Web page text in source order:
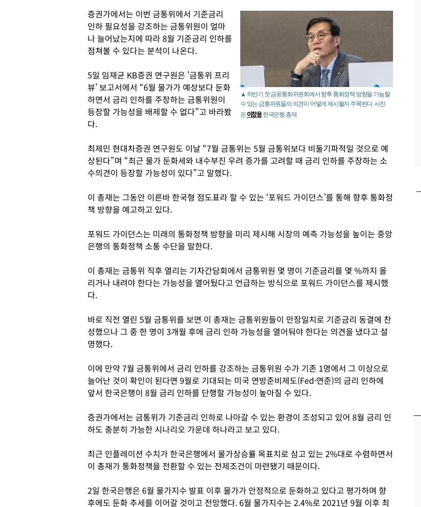
▲ 하반기 첫 금융통화위원회에서 향후 통화정책 방향을 가늠할
수 있는 금통위원들의 의견이 어떻게 제시될지 주목된다. 사진
은이창용한국은행 총재.
증권가에서는 이번 금통위에서 기준금리
인하 필요성을 강조하는 금통위원이 얼마
나 늘어났는지에 따라 8월 기준금리 인하를
점쳐볼 수 있다는 분석이 나온다.
5일 임재균 KB증권 연구원은 '금통위 프리
뷰' 보고서에서 “6월 물가가 예상보다 둔화
하면서 금리 인하를 주장하는 금통위원이
등장할 가능성을 배제할 수 없다”고 바라봤
다.
최제민 현대차증권 연구원도 이날 “7월 금통위는 5월 금통위보다 비둘기파적일 것으로 예
상된다”며 “최근 물가 둔화세와 내수부진 우려 증가를 고려할 때 금리 인하를 주장하는 소
수의견이 등장할 가능성이 있다”고 말했다.
이 총재는 그동안 이른바 한국형 점도표라 할 수 있는 ‘포워드 가이던스’를 통해 향후 통화정
책 방향을 예고하고 있다.
포워드 가이던스는 미래의 통화정책 방향을 미리 제시해 시장의 예측 가능성을 높이는 중앙
은행의 통화정책 소통 수단을 말한다.
이 총재는 금통위 직후 열리는 기자간담회에서 금통위원 몇 명이 기준금리를 몇 %까지 올
리거나 내려야 한다는 가능성을 열어뒀다고 언급하는 방식으로 포워드 가이던스를 제시했
다.
바로 직전 열린 5월 금통위를 보면 이 총재는 금통위원들이 만장일치로 기준금리 동결에 찬
성했으나 그 중 한 명이 3개월 후에 금리 인하 가능성을 열어둬야 한다는 의견을 냈다고 설
명했다.
이에 만약 7월 금통위에서 금리 인하를 강조하는 금통위원 수가 기존 1명에서 그 이상으로
늘어난 것이 확인이 된다면 9월로 기대되는 미국 연방준비제도(Fed·연준)의 금리 인하에
앞서 한국은행이 8월 금리 인하를 단행할 가능성이 높아질 수 있다.
증권가에서는 금통위가 기준금리 인하로 나아갈 수 있는 환경이 조성되고 있어 8월 금리 인
하도 충분히 가능한 시나리오 가운데 하나라고 보고 있다.
최근 인플레이션 수치가 한국은행에서 물가상승률 목표치로 삼고 있는 2%대로 수렴하면서
이 총재가 통화정책을 전환할 수 있는 전제조건이 마련됐기 때문이다.
2일 한국은행은 6월 물가지수 발표 이후 물가가 안정적으로 둔화하고 있다고 평가하며 향
후에도 둔화 추세를 이어갈 것이고 전망했다. 6월 물가지수는 2.4%로 2021년 9월 이후 최